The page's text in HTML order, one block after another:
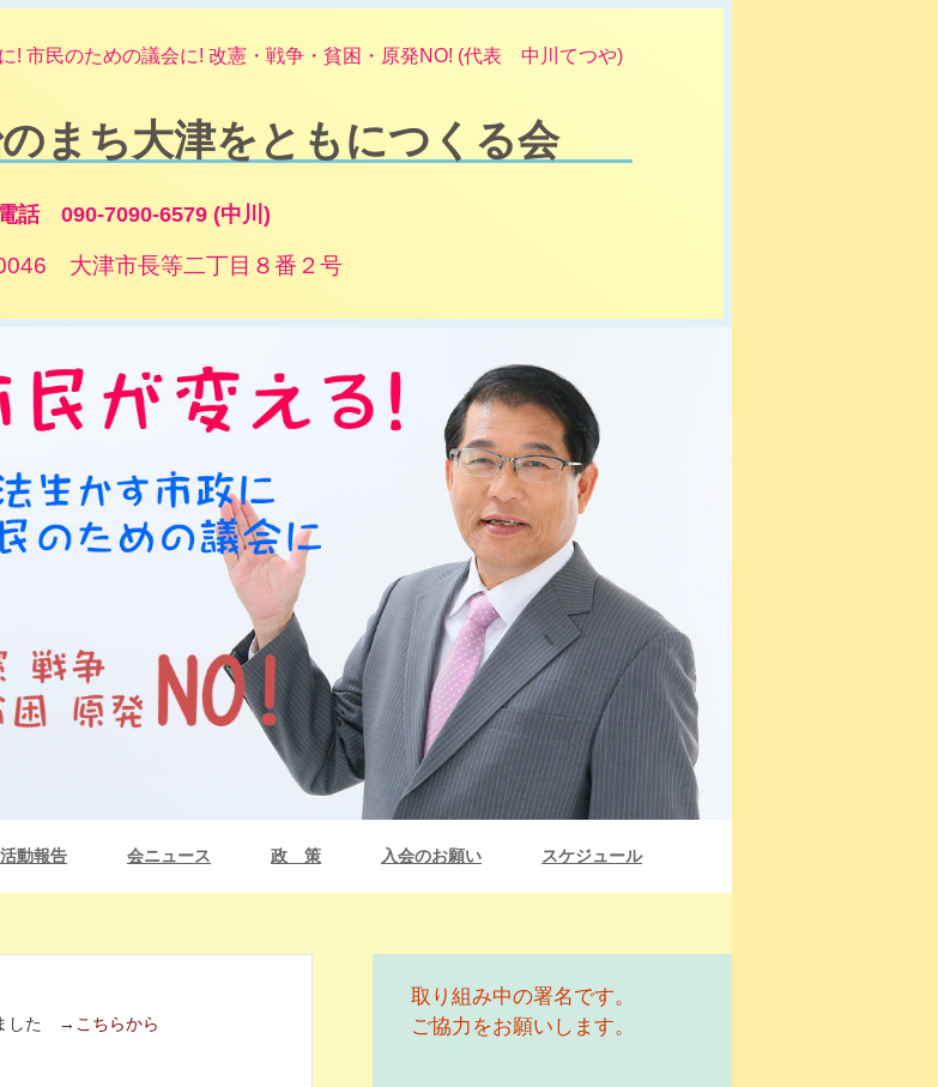
まち大津をともにつくる会
! 市民のための議会に! 改憲・戦争・貧困・原発NO! (代表 中川てつや)
話 090-7090-6579 (中川)
大津市長等二丁目８番２号
活動報告 会ニュース 政 策 入会のお願い スケジュール
した → こちらから
取り組み中の署名です。
ご協力をお願いします。